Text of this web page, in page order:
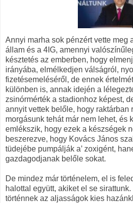
Annyi marha sok pénzért vette meg
állam és a 4IG, amennyi
késztetés az emberben, hogy
irányába, elmélkedjen válságról,
fizetésemeléséről, de ennek
különben is, annak idején a
zsinórmérték a stadionhoz képest,
annyit vettek belőle, hogy raktárban
morgásunk tehát már nem lehet, és
emlékszik, hogy ezek a készségek
beszerezve, hogy Kovács János
tüdejébe pumpálják a’ zoxigént,
gazdagodjanak belőle sokat.
De mindez már történelem, el is
halottal együtt, akiket el se
történnek az aljasságok kies